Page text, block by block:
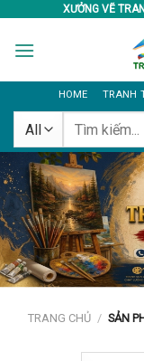
content
XƯỞNG VẼ
HOME TRANH
Tìm
TRANG CHỦ / SẢN